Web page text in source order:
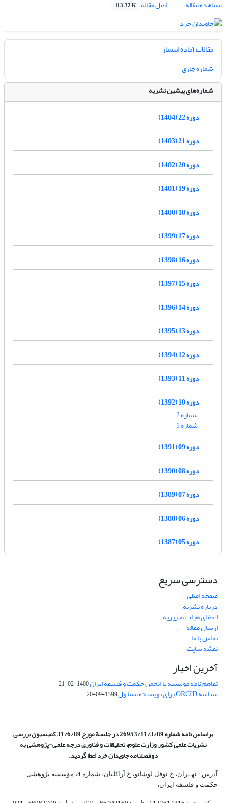
مشاهده مقاله
اصل مقاله 113.32 K
مقالات آماده انتشار
شماره جاری
شماره‌های پیشین نشریه
دوره 22 (1404)
دوره 21 (1403)
دوره 20 (1402)
دوره 19 (1401)
دوره 18 (1400)
دوره 17 (1399)
دوره 16 (1398)
دوره 15 (1397)
دوره 14 (1396)
دوره 13 (1395)
دوره 12 (1394)
دوره 11 (1393)
دوره 10 (1392)
شماره 2
شماره 1
دوره 09 (1391)
دوره 08 (1390)
دوره 07 (1389)
دوره 06 (1388)
دوره 05 (1387)
دسترسی سریع
صفحه اصلی
درباره نشریه
اعضای هیات تحریریه
ارسال مقاله
تماس با ما
نقشه سایت
آخرین اخبار
تفاهم نامه موسسه با انجمن حکمت و فلسفه ایران1400-02-21
شناسه ORCID برای نویسنده مسئول 1399-09-20
براساس نامه شماره 26953/11/3/89 در جلسة مورخ 31/6/89 کمیسیون
بررسی
نشریات علمی کشور وزارت علوم، تحقیقات و فناوری درجه علمی‌-پژوهشیبه
دوفصلنامه جاویدان خرد اعطا گردید.
آدرس : تهــران، خ نوفل لوشاتو، خ آراکلیان، شماره 4،‌ مؤسسه پژوهشی
حکمت و فلسفه ایران،‌